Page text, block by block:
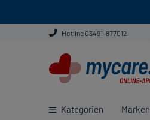
Hotline 03491-877012
Kategorien Marken